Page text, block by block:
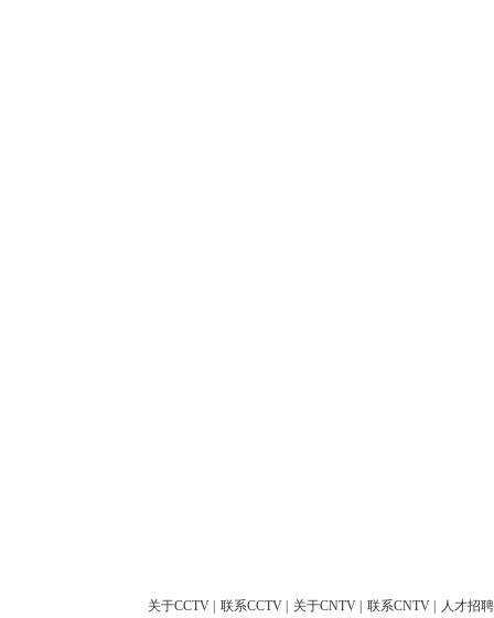
关于CCTV 联系CCTV 关于CNTV 联系CNTV 人才招聘